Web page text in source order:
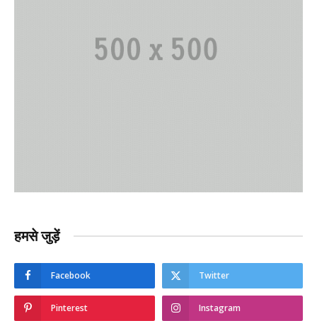
हमसे जुड़ें
Facebook Twitter
Pinterest Instagram